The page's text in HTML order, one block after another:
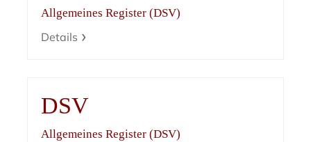
Allgemeines Register (DSV)
Details
DSV
Allgemeines Register (DSV)